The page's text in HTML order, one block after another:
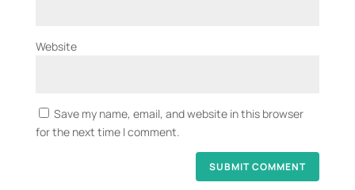
Website
Save my name, email, and website in this browser
for the next time I comment.